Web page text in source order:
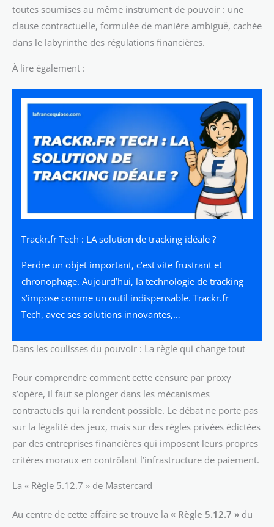
toutes soumises au même instrument de pouvoir : une
clause contractuelle, formulée de manière ambiguë, cachée
dans le labyrinthe des régulations financières.
À lire également :
Trackr.fr Tech : LA solution de tracking idéale ?
Perdre un objet important, c’est vite frustrant et
chronophage. Aujourd’hui, la technologie de tracking
s’impose comme un outil indispensable. Trackr.fr
Tech, avec ses solutions innovantes,…
Dans les coulisses du pouvoir : La règle qui change tout
Pour comprendre comment cette censure par proxy
s’opère, il faut se plonger dans les mécanismes
contractuels qui la rendent possible. Le débat ne porte pas
sur la légalité des jeux, mais sur des règles privées édictées
par des entreprises financières qui imposent leurs propres
critères moraux en contrôlant l’infrastructure de paiement.
La « Règle 5.12.7 » de Mastercard
Au centre de cette affaire se trouve la « Règle 5.12.7 » du